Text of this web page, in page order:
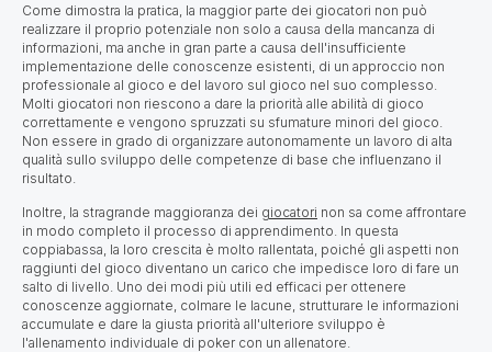
Come dimostra la pratica, la maggior parte dei giocatori non può
realizzare il proprio potenziale non solo a causa della mancanza di
informazioni, ma anche in gran parte a causa dell'insufficiente
implementazione delle conoscenze esistenti, di un approccio non
professionale al gioco e del lavoro sul gioco nel suo complesso.
Molti giocatori non riescono a dare la priorità alle abilità di gioco
correttamente e vengono spruzzati su sfumature minori del gioco.
Non essere in grado di organizzare autonomamente un lavoro di alta
qualità sullo sviluppo delle competenze di base che influenzano il
risultato.
Inoltre, la stragrande maggioranza dei giocatori non sa come affrontare
in modo completo il processo di apprendimento. In questa
coppiabassa, la loro crescita è molto rallentata, poiché gli aspetti non
raggiunti del gioco diventano un carico che impedisce loro di fare un
salto di livello. Uno dei modi più utili ed efficaci per ottenere
conoscenze aggiornate, colmare le lacune, strutturare le informazioni
accumulate e dare la giusta priorità all'ulteriore sviluppo è
l'allenamento individuale di poker con un allenatore.